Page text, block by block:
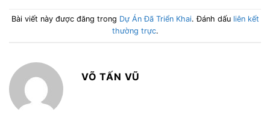
Bài viết này được đăng trong Dự Án Đã Triển Khai. Đánh dấu liên kết
thường trực.
VÕ TẤN VŨ